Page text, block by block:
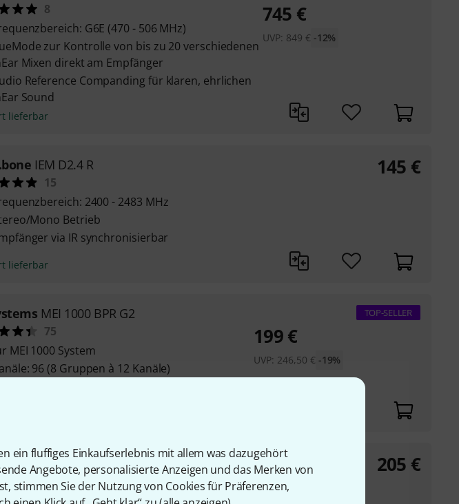
ein fluffiges Einkaufserlebnis mit allem was dazugehört
Angebote, personalisierte Anzeigen und das Merken von
stimmen Sie der Nutzung von Cookies für Präferenzen,
8
G6E (470 - 506 MHz)
zur Kontrolle von bis zu 20 verschiedenen
Mixen direkt am Empfänger
Reference Companding für klaren, ehrlichen
Sound
lieferbar
745 €
UVP: 849 € -12%
IEM D2.4 R
15
2400 - 2483 MHz
Mono Betrieb
via IR synchronisierbar
lieferbar
145 €
MEI 1000 BPR G2
75
MEI 1000 System
96 (8 Gruppen à 12 Kanäle)
TOP-SELLER
199 €
UVP: 246,50 € -19%
MI-58R
10
5,725 - 5,850 GHz
205 €